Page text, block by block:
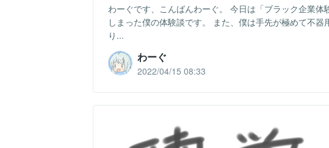
わーぐです、こんばんわーぐ。 今日は「ブラック企業
しまった僕の体験談です。 また、僕は手先が極めて不
り...
わーぐ
2022/04/15 08:33